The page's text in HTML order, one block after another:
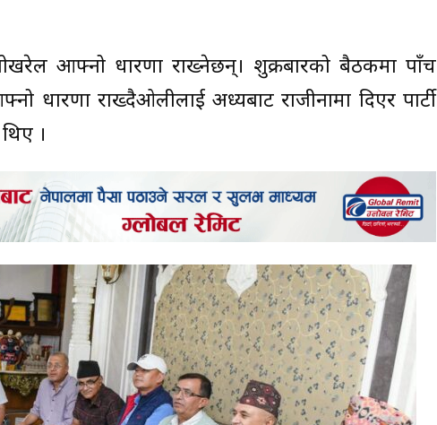
आफ्नो धारणा राख्नेछन्। शुक्रबारको बैठकमा पाँच
धारणा राख्दैओलीलाई अध्यक्षबाट राजीनामा दिएर पार्टी
।